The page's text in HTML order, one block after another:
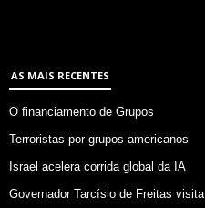
AS MAIS RECENTES
O financiamento de Grupos
Terroristas por grupos americanos
Israel acelera corrida global da IA
Governador Tarcísio de Freitas visita